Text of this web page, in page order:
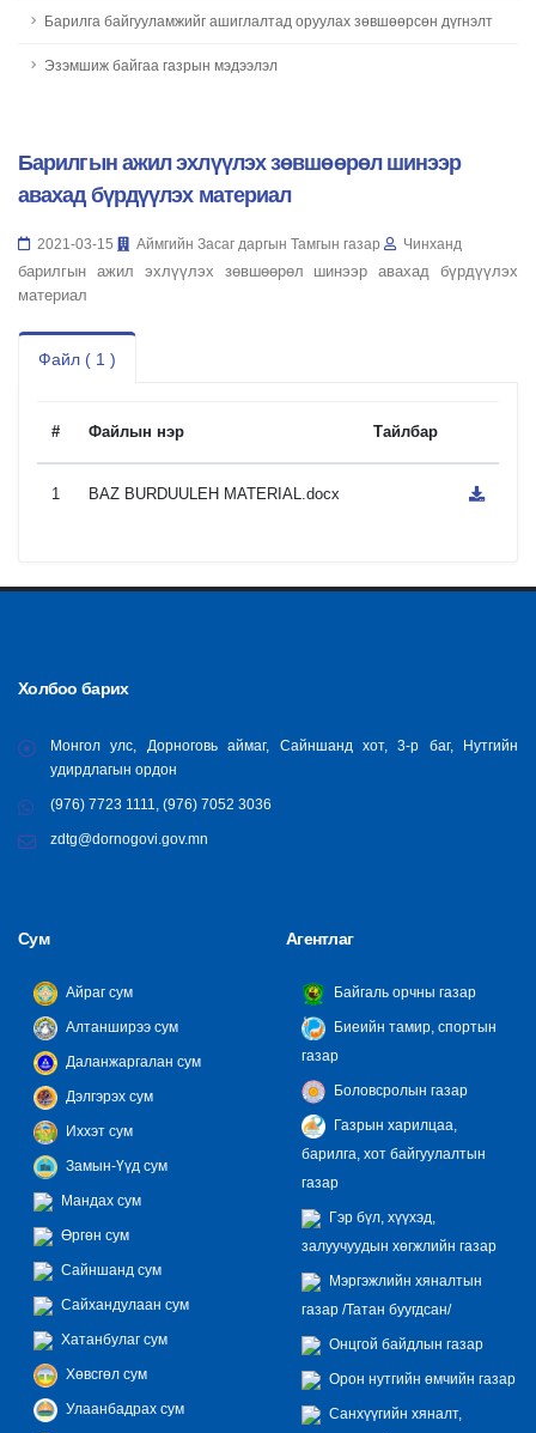
Барилга байгууламжийг ашиглалтад оруулах зөвшөөрсөн дүгнэлт
Эзэмшиж байгаа газрын мэдээлэл
Барилгын ажил эхлүүлэх зөвшөөрөл шинээр
авахад бүрдүүлэх материал
2021-03-15 Аймгийн Засаг даргын Тамгын газар Чинханд
барилгын ажил эхлүүлэх зөвшөөрөл шинээр авахад бүрдүүлэх
материал
Файл ( 1 )
# Файлын нэр Тайлбар
1 BAZ BURDUULEH MATERIAL.docx
Холбоо барих
Монгол улс, Дорноговь аймаг, Сайншанд хот, 3-р баг, Нутгийн
удирдлагын ордон
(976) 7723 1111, (976) 7052 3036
zdtg@dornogovi.gov.mn
Сум
Айраг сум
Алтанширээ сум
Даланжаргалан сум
Дэлгэрэх сум
Иххэт сум
Замын-Үүд сум
Мандах сум
Өргөн сум
Сайншанд сум
Сайхандулаан сум
Хатанбулаг сум
Хөвсгөл сум
Улаанбадрах сум
Агентлаг
Байгаль орчны газар
Биеийн тамир, спортын
газар
Боловсролын газар
Газрын харилцаа,
барилга, хот байгуулалтын
газар
Гэр бүл, хүүхэд,
залуучуудын хөгжлийн газар
Мэргэжлийн хяналтын
газар /Татан буугдсан/
Онцгой байдлын газар
Орон нутгийн өмчийн газар
Санхүүгийн хяналт,